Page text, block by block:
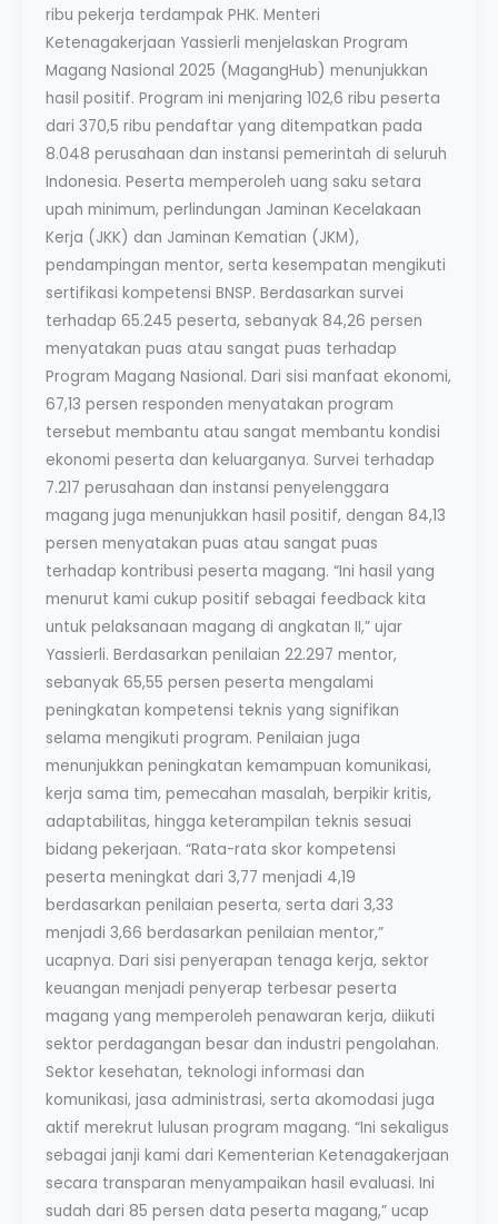
ribu pekerja terdampak PHK. Menteri
Ketenagakerjaan Yassierli menjelaskan Program
Magang Nasional 2025 (MagangHub) menunjukkan
hasil positif. Program ini menjaring 102,6 ribu peserta
dari 370,5 ribu pendaftar yang ditempatkan pada
8.048 perusahaan dan instansi pemerintah di seluruh
Indonesia. Peserta memperoleh uang saku setara
upah minimum, perlindungan Jaminan Kecelakaan
Kerja (JKK) dan Jaminan Kematian (JKM),
pendampingan mentor, serta kesempatan mengikuti
sertifikasi kompetensi BNSP. Berdasarkan survei
terhadap 65.245 peserta, sebanyak 84,26 persen
menyatakan puas atau sangat puas terhadap
Program Magang Nasional. Dari sisi manfaat ekonomi,
67,13 persen responden menyatakan program
tersebut membantu atau sangat membantu kondisi
ekonomi peserta dan keluarganya. Survei terhadap
7.217 perusahaan dan instansi penyelenggara
magang juga menunjukkan hasil positif, dengan 84,13
persen menyatakan puas atau sangat puas
terhadap kontribusi peserta magang. “Ini hasil yang
menurut kami cukup positif sebagai feedback kita
untuk pelaksanaan magang di angkatan II,” ujar
Yassierli. Berdasarkan penilaian 22.297 mentor,
sebanyak 65,55 persen peserta mengalami
peningkatan kompetensi teknis yang signifikan
selama mengikuti program. Penilaian juga
menunjukkan peningkatan kemampuan komunikasi,
kerja sama tim, pemecahan masalah, berpikir kritis,
adaptabilitas, hingga keterampilan teknis sesuai
bidang pekerjaan. “Rata-rata skor kompetensi
peserta meningkat dari 3,77 menjadi 4,19
berdasarkan penilaian peserta, serta dari 3,33
menjadi 3,66 berdasarkan penilaian mentor,”
ucapnya. Dari sisi penyerapan tenaga kerja, sektor
keuangan menjadi penyerap terbesar peserta
magang yang memperoleh penawaran kerja, diikuti
sektor perdagangan besar dan industri pengolahan.
Sektor kesehatan, teknologi informasi dan
komunikasi, jasa administrasi, serta akomodasi juga
aktif merekrut lulusan program magang. “Ini sekaligus
sebagai janji kami dari Kementerian Ketenagakerjaan
secara transparan menyampaikan hasil evaluasi. Ini
sudah dari 85 persen data peserta magang,” ucap